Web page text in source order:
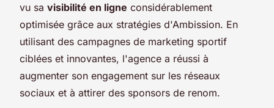
vu sa visibilité en ligne considérablement
optimisée grâce aux stratégies d'Ambission. En
utilisant des campagnes de marketing sportif
ciblées et innovantes, l'agence a réussi à
augmenter son engagement sur les réseaux
sociaux et à attirer des sponsors de renom.